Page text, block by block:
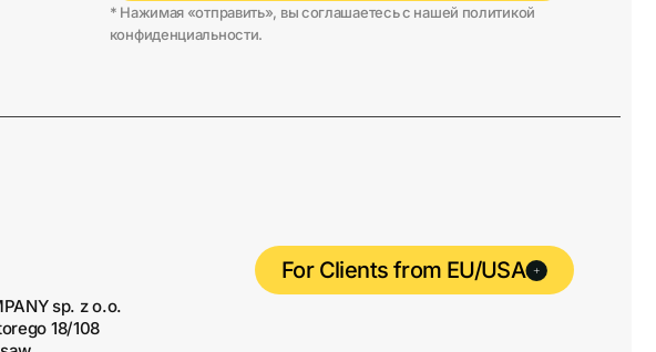
* Нажимая «отправить», вы соглашаетесь с нашей политикой
конфиденциальности.
sp. z o.o.
18/108
For Clients from EU/USA